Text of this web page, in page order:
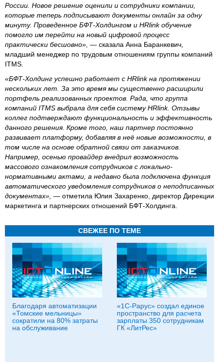
России. Новое решение оценили и сотрудники компании,
которые теперь подписывают документы онлайн за одну
минуту. Проведенное БФТ-Холдингом и HRlink обучение
помогло им перейти на новый цифровой процесс
практически бесшовно», — сказала Анна Баранкевич,
младший менеджер по трудовым отношениям группы компаний
ITMS.
«БФТ-Холдинг успешно работает с HRlink на протяжении
нескольких лет. За это время мы существенно расширили
портфель реализованных проектов. Рада, что группа
компаний ITMS выбрала для себя систему HRlink. Отзывы
коллег подтверждают функциональность и эффективность
данного решения. Кроме того, наш партнер постоянно
развивает платформу, добавляя в неё новые возможности, в
том числе на основе обратной связи от заказчиков.
Например, осенью провайдер внедрил возможность
массового ознакомления сотрудников с локально-
нормативными актами, а недавно была подключена функция
автоматического уведомления сотрудников о неподписанных
документах», — отметила Юлия Захаренко, директор Дирекции
маркетинга и партнерских отношений БФТ-Холдинга.
СВЕЖЕЕ ПО ТЕМЕ
Благодаря автоматизации
«Томские мельницы»
сократили на 80% затраты
на обслуживание
«1С-Рарус» создал единое
пространство для расчета
зарплаты 350 сотрудникам
ГК «ЛитРес»